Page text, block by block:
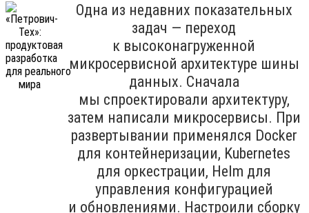
Одна из недавних показательных
задач — переход
к высоконагруженной
микросервисной архитектуре шины
данных. Сначала
мы спроектировали архитектуру,
затем написали микросервисы. При
развертывании применялся Docker
для контейнеризации, Kubernetes
для оркестрации, Helm для
управления конфигурацией
и обновлениями. Настроили сборку